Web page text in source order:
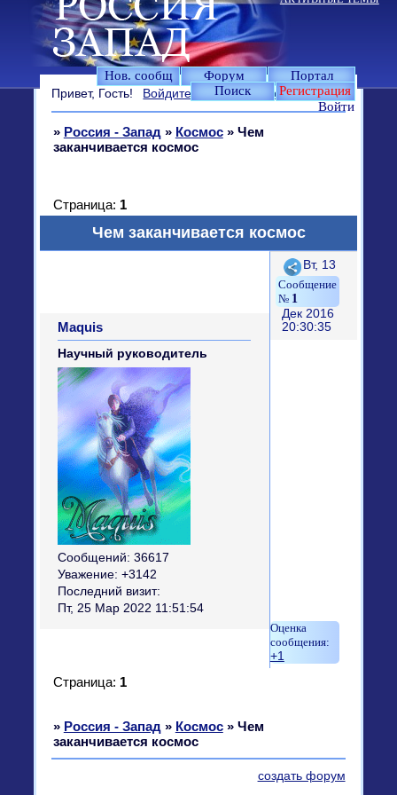
Нов. сообщ Форум
Портал
Поиск
Регистрация
Войти
Привет, Гость! Войдите илизарегистрируйтесь.
» Россия - Запад » Космос » Чем
заканчивается космос
Чем заканчивается космос
Страница: 1
Поделиться
1
Вт, 13
Дек 2016
20:30:35
Maquis
Научный руководитель
Сообщений: 36617
Уважение: +3142
Последний визит:
Пт, 25 Мар 2022 11:51:54
+1
Страница: 1
» Россия - Запад » Космос » Чем
заканчивается космос
создать форум